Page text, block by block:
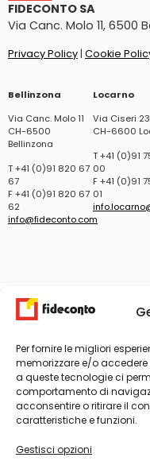
Per fornire le migliori
memorizzare e/o
a queste tecnologie ci
comportamento di
acconsentire o ritirare il
caratteristiche e funzioni.
Gestisci opzioni
FIDECONTO SA
Via Canc. Molo 11, 6500
Privacy Policy | Cookie
Bellinzona
Via Canc. Molo 11
CH-6500
Bellinzona
T +41 (0)91 820 67
67
F +41 (0)91 820 67
62
info@ﬁdeconto.com
Locarno
Via Ciseri 23
CH-6600
T +41 (0)91
00
F +41 (0)91
01